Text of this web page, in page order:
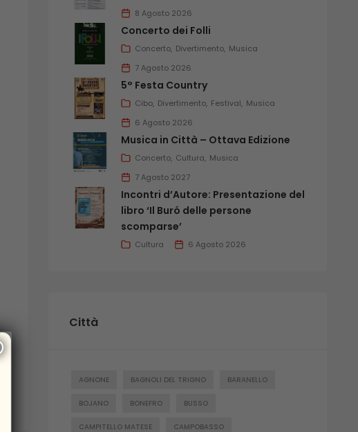
8 Agosto 2026
Concerto dei Folli
Concerto Divertimento Musica
7 Agosto 2026
5° Festa Country
Cibo Divertimento Festival Musica
6 Agosto 2026
Musica in Città – Ottava Edizione
Concerto Cultura Musica
7 Agosto 2027
Incontri d’Autore: Presentazione del
libro ‘Il Buró delle persone
scomparse’
Cultura 6 Agosto 2026
Città
AGNONE BAGNOLI DEL TRIGNO BARANELLO
BOJANO BONEFRO BUSSO
CAMPITELLO MATESE CAMPOBASSO